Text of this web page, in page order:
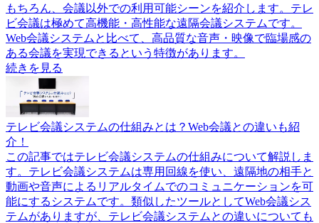
もちろん、会議以外での利用可能シーンを紹介します。テレ
ビ会議は極めて高機能・高性能な遠隔会議システムです。
Web会議システムと比べて、高品質な音声・映像で臨場感の
ある会議を実現できるという特徴があります。
続きを見る
テレビ会議システムの仕組みとは？Web会議との違いも紹
介！
この記事ではテレビ会議システムの仕組みについて解説しま
す。テレビ会議システムは専用回線を使い、遠隔地の相手と
動画や音声によるリアルタイムでのコミュニケーションを可
能にするシステムです。類似したツールとしてWeb会議シス
テムがありますが、テレビ会議システムとの違いについても